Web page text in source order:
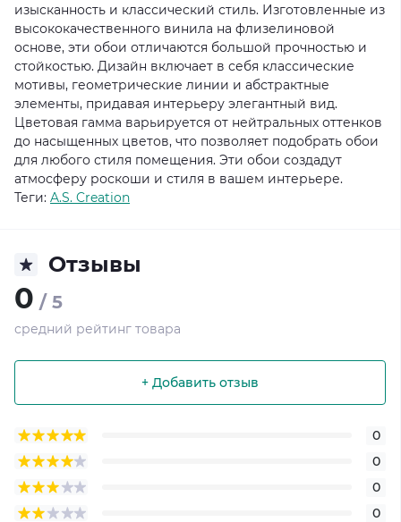
изысканность и классический стиль. Изготовленные из
высококачественного винила на флизелиновой
основе, эти обои отличаются большой прочностью и
стойкостью. Дизайн включает в себя классические
мотивы, геометрические линии и абстрактные
элементы, придавая интерьеру элегантный вид.
Цветовая гамма варьируется от нейтральных оттенков
до насыщенных цветов, что позволяет подобрать обои
для любого стиля помещения. Эти обои создадут
атмосферу роскоши и стиля в вашем интерьере.
Теги: A.S. Creation
Отзывы
0 / 5
средний рейтинг товара
+ Добавить отзыв
0
0
0
0